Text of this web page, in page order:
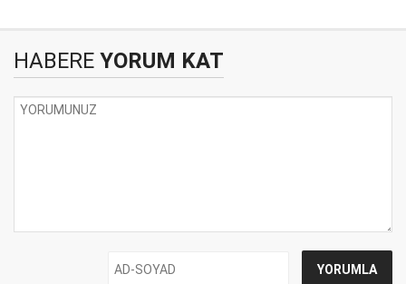
HABERE YORUM KAT